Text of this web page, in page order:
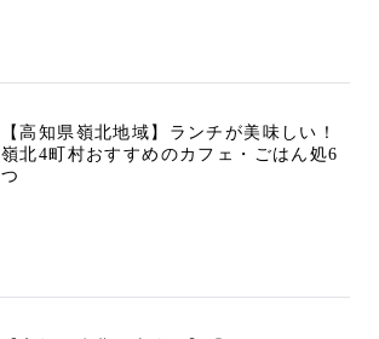
【高知県嶺北地域】ランチが美味しい！
嶺北4町村おすすめのカフェ・ごはん処6
つ